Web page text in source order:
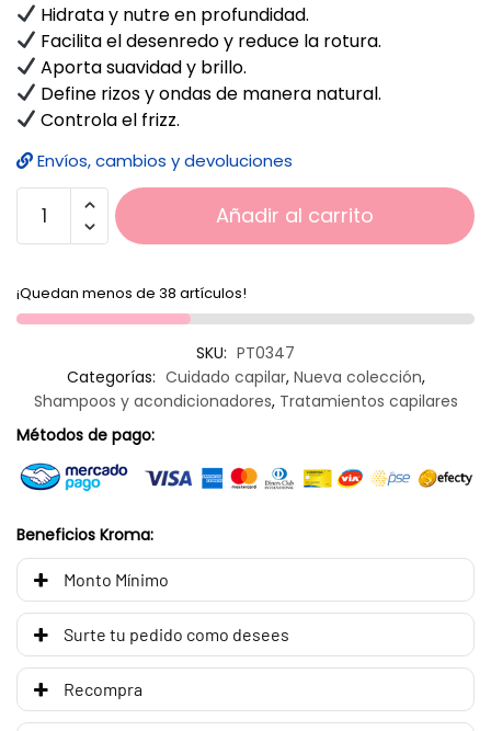
Hidrata y nutre en profundidad.
Facilita el desenredo y reduce la rotura.
Aporta suavidad y brillo.
Define rizos y ondas de manera natural.
Controla el frizz.
Envíos, cambios y devoluciones
Añadir al carrito
¡Quedan menos de 38 artículos!
SKU: PT0347
Categorías: Cuidado capilar, Nueva colección,
Shampoos y acondicionadores, Tratamientos capilares
Métodos de pago:
Beneficios Kroma:
Monto Mínimo
Surte tu pedido como desees
Recompra